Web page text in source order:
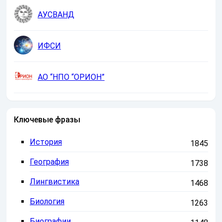
АУСВАНД
ИФСИ
АО “НПО “ОРИОН”
Ключевые фразы
История
1845
География
1738
Лингвистика
1468
Биология
1263